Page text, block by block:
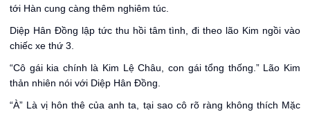
tới Hàn cung càng thêm nghiêm túc.
Diệp Hân Đồng lập tức thu hồi tâm tình, đi theo lão Kim ngồi vào
chiếc xe thứ 3.
“Cô gái kia chính là Kim Lệ Châu, con gái tổng thống.” Lão Kim
thản nhiên nói với Diệp Hân Đồng.
“À” Là vị hôn thê của anh ta, tại sao cô rõ ràng không thích Mặc